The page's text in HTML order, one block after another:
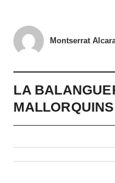
Montserrat
LA
MALLORQUINS